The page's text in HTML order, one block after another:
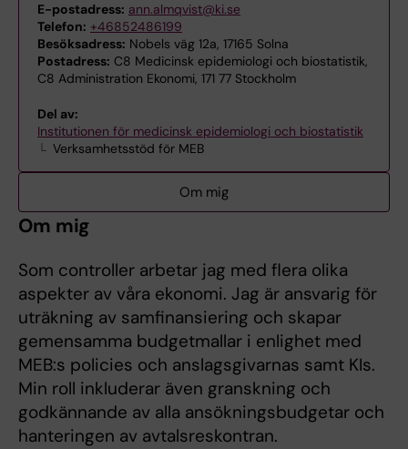
E-postadress: ann.almqvist@ki.se
Telefon: +46852486199
Besöksadress: Nobels väg 12a, 17165 Solna
Postadress: C8 Medicinsk epidemiologi och biostatistik,
C8 Administration Ekonomi, 171 77 Stockholm
Del av:
Institutionen för medicinsk epidemiologi och biostatistik
Verksamhetsstöd för MEB
Om mig
Om mig
Som controller arbetar jag med flera olika
aspekter av våra ekonomi. Jag är ansvarig för
uträkning av samfinansiering och skapar
gemensamma budgetmallar i enlighet med
MEB:s policies och anslagsgivarnas samt KIs.
Min roll inkluderar även granskning och
godkännande av alla ansökningsbudgetar och
hanteringen av avtalsreskontran.